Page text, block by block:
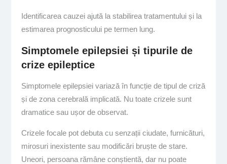
Identificarea cauzei ajută la stabilirea tratamentului și la
estimarea prognosticului pe termen lung.
Simptomele epilepsiei și tipurile de
crize epileptice
Simptomele epilepsiei variază în funcție de tipul de criză
și de zona cerebrală implicată. Nu toate crizele sunt
dramatice sau ușor de observat.
Crizele focale pot debuta cu senzații ciudate, furnicături,
mirosuri inexistente sau modificări bruște de stare.
Uneori, persoana rămâne conștientă, dar nu poate